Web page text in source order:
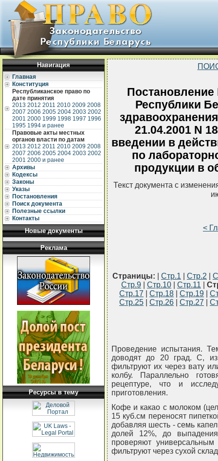
Навигация
Главная
Конституция
Республиканское право по
дате принятия
2013 2012 2011 2010 2009 2008
2007 2006 2005 2004 2003 2002
2001 2000 1999 1998 1997 1996
1995 1994 и ранее
Правовые акты местных
органов власти по датам
2013 2012 2011 2010 2009 2008
2007 2006 2005 2004 2003 2002
2001 2000 и ранее
Архивы
Кодексы
Законы
Указы
Постановления
Поиск документа
Полезные ссылки
Контакты
Новые документы
Реклама
Ресурсы в тему
Постановление
Республики
21.04.2001 N
введении в
по
продукции в
Текст документа с
<
Страницы: Стр.1 Стр.2
Стр.9
Стр.10 Стр.11
Стр.17
Стр.18 Стр.19
Стр.25
Стр.26 Стр.27
Проведение испытания.
доводят до 20 град. C,
фильтруют их через вату
колбу. Параллельно
рецептуре, что и
приготовления.
Кофе и какао с молоком
15 куб.см переносят
добавляя шесть - семь
долей 12%, до
проверяют универсальным
фильтруют через сухой